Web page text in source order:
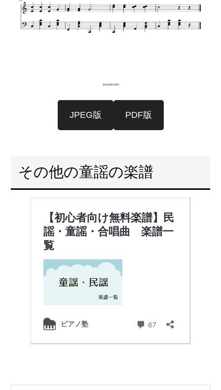
JPEG版 PDF版
その他の童謡の楽譜